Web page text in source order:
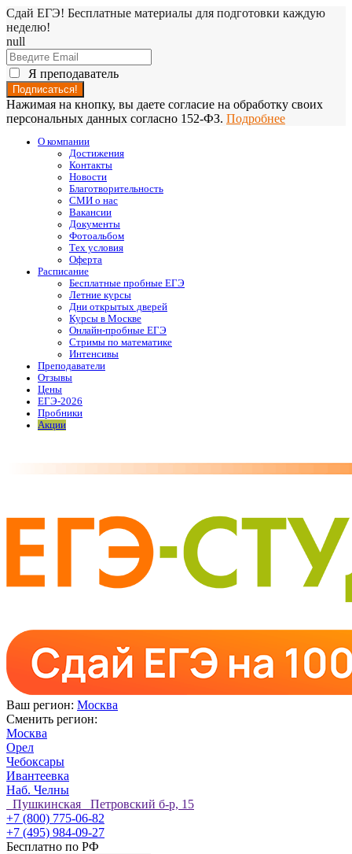
Сдай ЕГЭ! Бесплатные материалы для подготовки каждую
неделю!
null
Я преподаватель
Нажимая на кнопку, вы даете согласие на обработку своих
персональных данных согласно 152-ФЗ. Подробнее
О компании
Достижения
Контакты
Новости
Благотворительность
СМИ о нас
Вакансии
Документы
Фотоальбом
Тех условия
Оферта
Расписание
Бесплатные пробные ЕГЭ
Летние курсы
Дни открытых дверей
Курсы в Москве
Онлайн-пробные ЕГЭ
Стримы по математике
Интенсивы
Преподаватели
Отзывы
Цены
ЕГЭ-2026
Пробники
Акции
Ваш регион: Москва
Сменить регион:
Москва
Орел
Чебоксары
Ивантеевка
Наб. Челны
Пушкинская Петровский б-р, 15
+7 (800) 775-06-82
+7 (495) 984-09-27
Бесплатно по РФ